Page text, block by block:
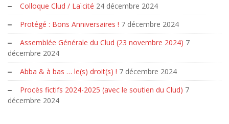
Colloque Clud / Laïcité 24 décembre 2024
Protégé : Bons Anniversaires ! 7 décembre 2024
Assemblée Générale du Clud (23 novembre 2024) 7
décembre 2024
Abba & à bas … le(s) droit(s) ! 7 décembre 2024
Procès fictifs 2024-2025 (avec le soutien du Clud) 7
décembre 2024